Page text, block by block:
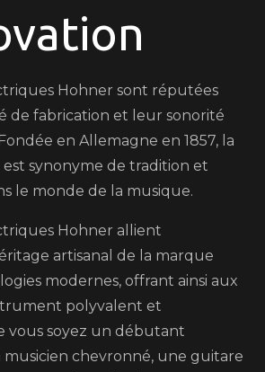
Hohner sont réputées
de fabrication et leur sonorité
en Allemagne en 1857, la
synonyme de tradition et
le monde de la musique.
Hohner allient
artisanal de la marque
modernes, offrant ainsi aux
polyvalent et
vous soyez un débutant
musicien chevronné, une guitare